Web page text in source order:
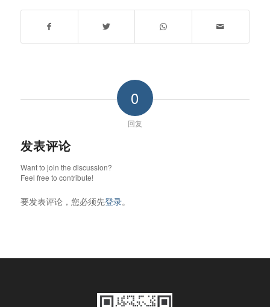
0
回复
发表评论
Want to join the discussion?
Feel free to contribute!
要发表评论，您必须先登录。